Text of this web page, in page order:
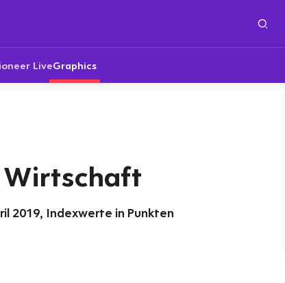
LiveGraphics
2019, Indexwerte in Punkten